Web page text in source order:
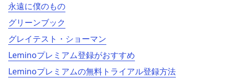
永遠に僕のもの
グリーンブック
グレイテスト・ショーマン
Leminoプレミアム登録がおすすめ
Leminoプレミアムの無料トライアル登録方法